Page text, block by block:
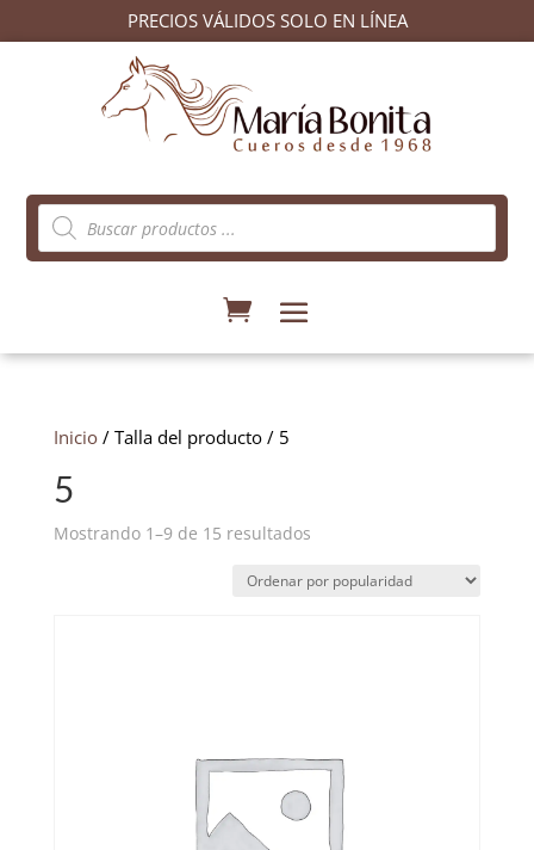
PRECIOS VÁLIDOS SOLO EN LÍNEA
Búsqueda
de
productos
Inicio/ Talla del producto / 5
5
Mostrando 1–9 de 15 resultadosOrdenado
popularidad